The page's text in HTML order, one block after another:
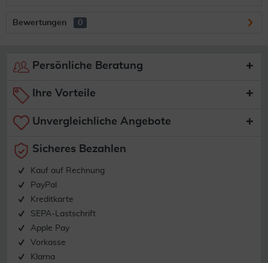
Bewertungen 0
Persönliche Beratung
Ihre Vorteile
Unvergleichliche Angebote
Sicheres Bezahlen
Kauf auf Rechnung
PayPal
Kreditkarte
SEPA-Lastschrift
Apple Pay
Vorkasse
Klarna